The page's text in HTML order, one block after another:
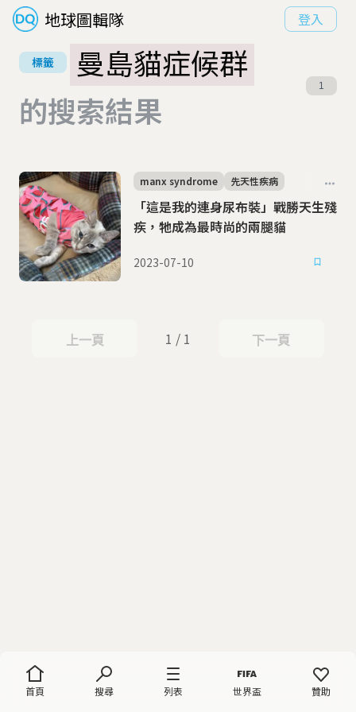
地球圖輯隊 登入
首頁 搜尋 列表 世界盃 贊助
標籤
曼島貓症候群
的搜索結果
1
「這是我的連身尿布裝」戰勝天生殘
疾，牠成為最時尚的兩腿貓
manx syndrome 先天性疾病
2023-07-10
上一頁
上一頁 1 / 1 下一頁
下一頁